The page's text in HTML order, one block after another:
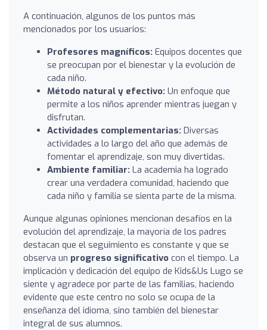
A continuación, algunos de los puntos más
mencionados por los usuarios:
Profesores magníficos: Equipos docentes que
se preocupan por el bienestar y la evolución de
cada niño.
Método natural y efectivo: Un enfoque que
permite a los niños aprender mientras juegan y
disfrutan.
Actividades complementarias: Diversas
actividades a lo largo del año que además de
fomentar el aprendizaje, son muy divertidas.
Ambiente familiar: La academia ha logrado
crear una verdadera comunidad, haciendo que
cada niño y familia se sienta parte de la misma.
Aunque algunas opiniones mencionan desafíos en la
evolución del aprendizaje, la mayoría de los padres
destacan que el seguimiento es constante y que se
observa un progreso significativo con el tiempo. La
implicación y dedicación del equipo de Kids&Us Lugo se
siente y agradece por parte de las familias, haciendo
evidente que este centro no solo se ocupa de la
enseñanza del idioma, sino también del bienestar
integral de sus alumnos.